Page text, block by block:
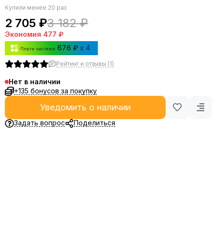
Купили менее 20 раз
2 705 ₽3 182 ₽
Экономия 477 ₽
Плати частями 676 ₽ x 4
Рейтинг и отзывы (1)
Нет в наличии
+135 бонусов за покупку
Уведомить о наличии
Задать вопрос Поделиться